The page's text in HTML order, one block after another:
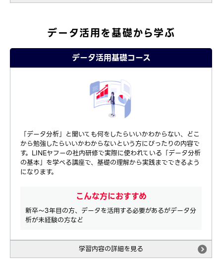
データ活用を基礎から学ぶ
データ活用基礎コース
「データ分析」と聞いても何をしたらいいかわからない、どこ
から勉強したらいいかわからないという方にぴったりの内容で
す。LINEヤフーの社内研修で実際に使われている「データ分析
の基本」を学べる講座で、基礎の理解から実践までできるよう
になります。
こんな方におすすめ
新卒〜3年目の方、データを活用する必要があるがデータ分
析が未経験の方など
学習内容の詳細を見る